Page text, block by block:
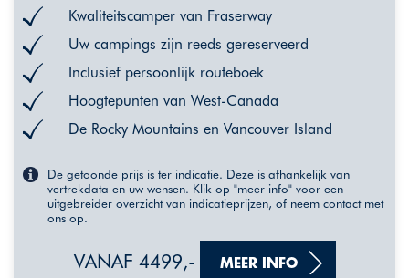
Kwaliteitscamper van Fraserway
Uw campings zijn reeds gereserveerd
Inclusief persoonlijk routeboek
Hoogtepunten van West-Canada
De Rocky Mountains en Vancouver Island
De getoonde prijs is ter indicatie. Deze is afhankelijk van
vertrekdata en uw wensen. Klik op "meer info" voor een
uitgebreider overzicht van indicatieprijzen, of neem contact met
ons op.
VANAF 4499,- MEER INFO